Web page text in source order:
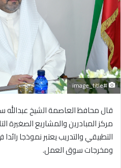
#image_title
قال محافظ العاصمة الشيخ عبدالله
مركز المبادرين والمشاريع الصغيرة
التطبيقي والتدريب يعتبر نموذجا
ومخرجات سوق العمل.